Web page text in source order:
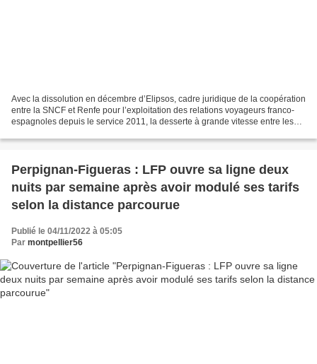
Avec la dissolution en décembre d’Elipsos, cadre juridique de la coopération
entre la SNCF et Renfe pour l’exploitation des relations voyageurs franco-
espagnoles depuis le service 2011, la desserte à grande vitesse entre les
Perpignan-Figueras : LFP ouvre sa ligne deux
nuits par semaine après avoir modulé ses tarifs
selon la distance parcourue
Publié le 04/11/2022 à 05:05
Par montpellier56